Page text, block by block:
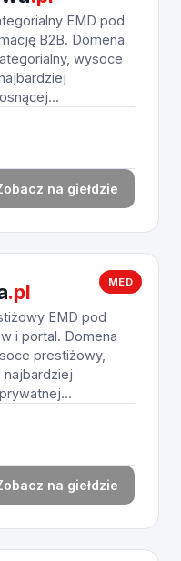
EMD pod
B2B. Domena
wysoce
na giełdzie
MED
.pl
EMD pod
i portal. Domena
prestiżowy,
na giełdzie